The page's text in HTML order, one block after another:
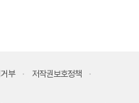
부
저작권보호정책